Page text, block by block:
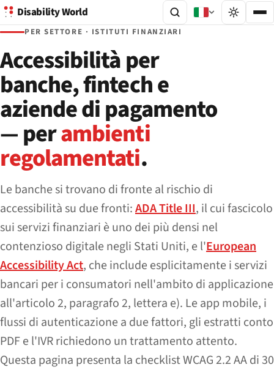
Disability World
PER SETTORE · ISTITUTI FINANZIARI
Accessibilità per
banche, fintech e
aziende di pagamento
— perambienti
regolamentati.
Le banche si trovano di fronte al rischio di
accessibilità su due fronti:ADA Title III, il cui fascicolo
sui servizi finanziari è uno dei più densi nel
contenzioso digitale negli Stati Uniti, e l'European
Accessibility Act, che include esplicitamente i servizi
bancari per i consumatori nell'ambito di applicazione
all'articolo 2, paragrafo 2, lettera e). Le app mobile, i
flussi di autenticazione a due fattori, gli estratti conto
PDF e l'IVR richiedono un trattamento attento.
Questa pagina presenta la checklist WCAG 2.2 AA di 30